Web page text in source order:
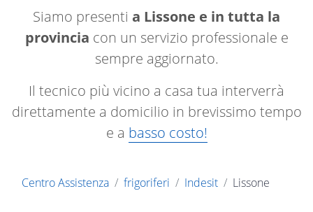
Siamo presenti a Lissone e in tutta la
provincia con un servizio professionale e
sempre aggiornato.
Il tecnico più vicino a casa tua interverrà
direttamente a domicilio in brevissimo tempo
e a basso costo!
Centro Assistenza frigoriferi Indesit Lissone